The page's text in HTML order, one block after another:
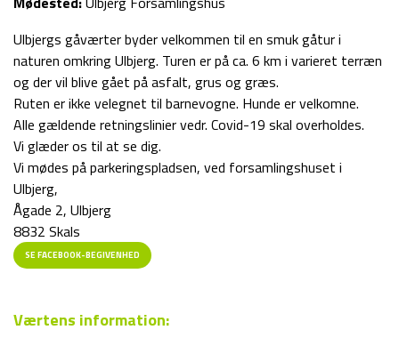
Ulbjergs gåværter byder velkommen til en smuk gåtur i
naturen omkring Ulbjerg. Turen er på ca. 6 km i varieret terræn
og der vil blive gået på asfalt, grus og græs.
Ruten er ikke velegnet til barnevogne. Hunde er velkomne.
Alle gældende retningslinier vedr. Covid-19 skal overholdes.
Vi glæder os til at se dig.
Vi mødes på parkeringspladsen, ved forsamlingshuset i
Ulbjerg,
Ågade 2, Ulbjerg
8832 Skals
SE FACEBOOK-BEGIVENHED
Værtens information: